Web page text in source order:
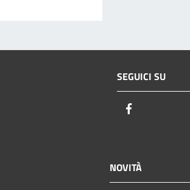
SEGUICI SU
NOVITÀ